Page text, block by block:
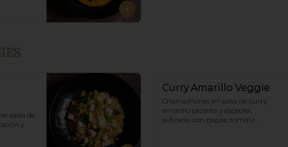
salsa de
y
Curry Amarillo Veggie
Champiñones en salsa de curry
amarillo picante y especies,
salteada con papas, tomate